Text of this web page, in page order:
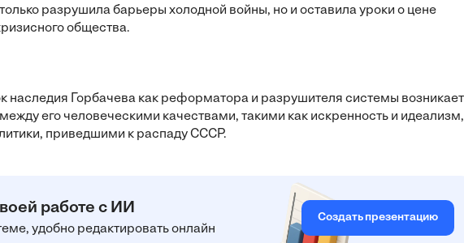
разрушила барьеры холодной войны, но и оставила уроки о цене
общества.
наследия Горбачева как реформатора и разрушителя системы возникает
его человеческими качествами, такими как искренность и
приведшими к распаду СССР.
работе с ИИ
удобно редактировать онлайн
Создать презентацию